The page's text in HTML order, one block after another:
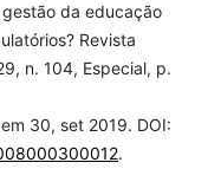
gestão da educação
Revista
n. 104, Especial, p.
30, set 2019. DOI:
.